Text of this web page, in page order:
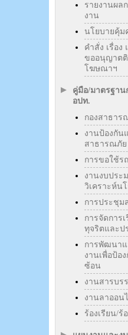
รายงานผล
งาน
นโยบายคุ้ม
คำสั่ง เรื่อ
ขออนุญาตติ
โฆษณาฯ
คู่มือ/มาตรฐา
อปท.
กองสาธาร
งานป้องกัน
สาธารณภัย
การขอใช้ร
งานงบประ
วิเคราะห์น
การประชุม
การจัดการเ
ทุจริตและป
การพัฒนาแ
งานเพื่อป้อ
ซ้อน
งานสารบร
งานลาออน
ร้องเรียน/ร้